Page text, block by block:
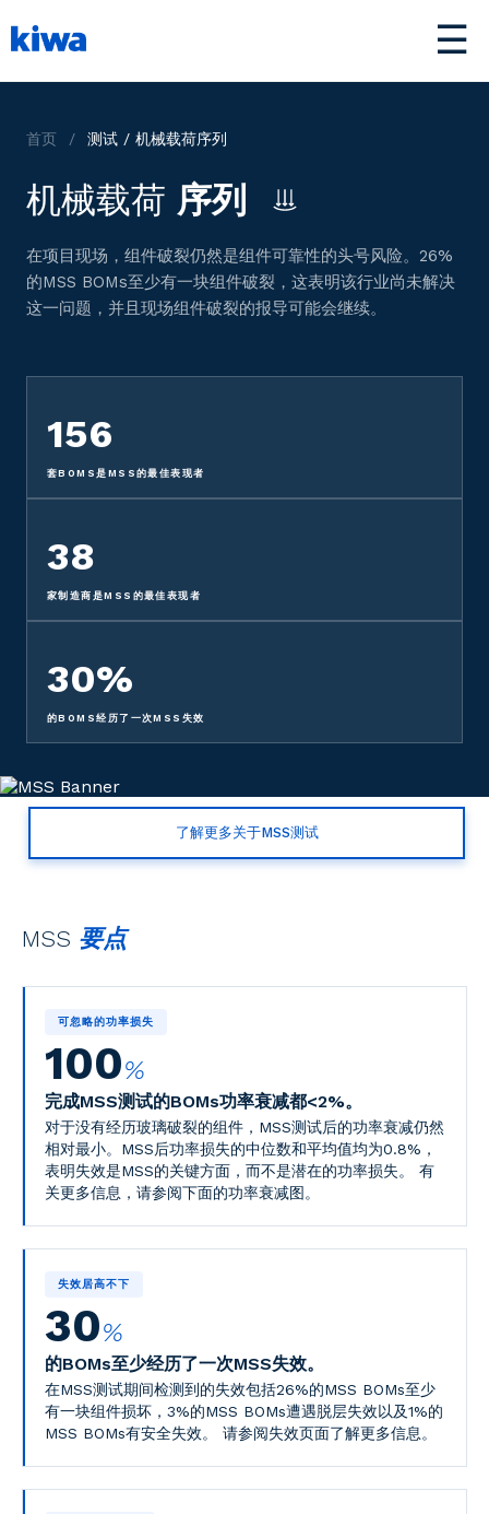
☰
首页 / 测试 / 机械载荷序列
机械载荷 序列
在项目现场，组件破裂仍然是组件可靠性的头号风险。26%
的MSS BOMs至少有一块组件破裂，这表明该行业尚未解决
这一问题，并且现场组件破裂的报导可能会继续。
156
套BOMS是MSS的最佳表现者
38
家制造商是MSS的最佳表现者
30%
的BOMS经历了一次MSS失效
了解更多关于MSS测试
MSS 要点
可忽略的功率损失
100%
完成MSS测试的BOMs功率衰减都<2%。
对于没有经历玻璃破裂的组件，MSS测试后的功率衰减仍然
相对最小。MSS后功率损失的中位数和平均值均为0.8%，
表明失效是MSS的关键方面，而不是潜在的功率损失。 有
关更多信息，请参阅下面的功率衰减图。
失效居高不下
30%
的BOMs至少经历了一次MSS失效。
在MSS测试期间检测到的失效包括26%的MSS BOMs至少
有一块组件损坏，3%的MSS BOMs遭遇脱层失效以及1%的
MSS BOMs有安全失效。 请参阅失效页面了解更多信息。